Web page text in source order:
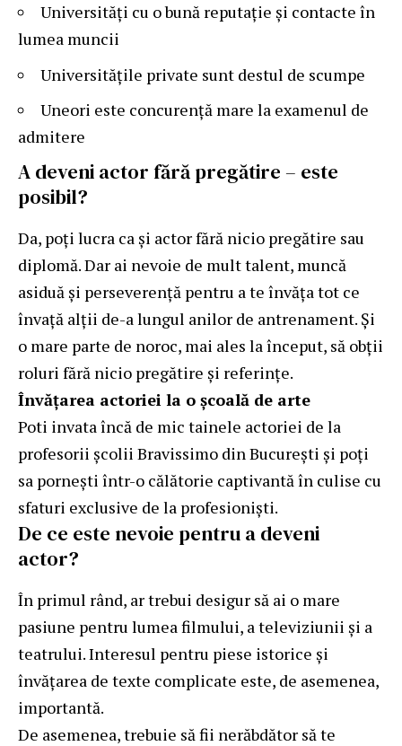
Universități cu o bună reputație și contacte în
lumea muncii
Universitățile private sunt destul de scumpe
Uneori este concurență mare la examenul de
admitere
A deveni actor fără pregătire – este
posibil?
Da, poți lucra ca și actor fără nicio pregătire sau
diplomă. Dar ai nevoie de mult talent, muncă
asiduă și perseverență pentru a te învăța tot ce
învață alții de-a lungul anilor de antrenament. Și
o mare parte de noroc, mai ales la început, să obții
roluri fără nicio pregătire și referințe.
Învățarea actoriei la o școală de arte
Poti invata încă de mic tainele actoriei de la
profesorii școlii Bravissimo din București și poți
sa pornești într-o călătorie captivantă în culise cu
sfaturi exclusive de la profesioniști.
De ce este nevoie pentru a deveni
actor?
În primul rând, ar trebui desigur să ai o mare
pasiune pentru lumea filmului, a televiziunii și a
teatrului. Interesul pentru piese istorice și
învățarea de texte complicate este, de asemenea,
importantă.
De asemenea, trebuie să fii nerăbdător să te